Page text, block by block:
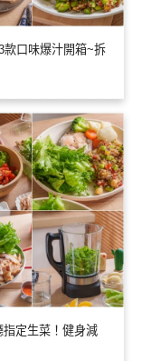
款口味爆汁開箱~拆
指定生菜！健身減